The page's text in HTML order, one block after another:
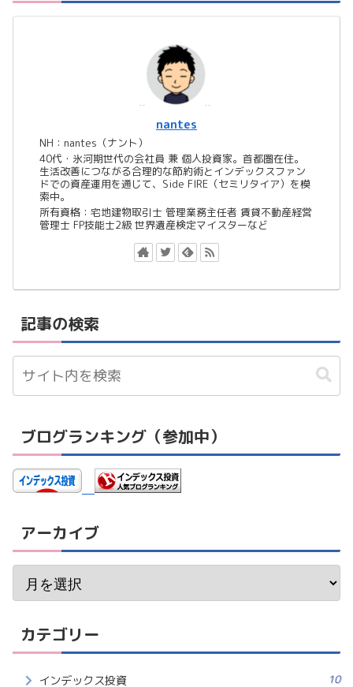
nantes
NH：nantes（ナント）
40代・氷河期世代の会社員 兼 個人投資家。首都圏在住。
生活改善につながる合理的な節約術とインデックスファン
ドでの資産運用を通じて、Side FIRE（セミリタイア）を模
索中。
所有資格：宅地建物取引士 管理業務主任者 賃貸不動産経営
管理士 FP技能士2級 世界遺産検定マイスターなど
記事の検索
ブログランキング（参加中）
アーカイブ
カテゴリー
インデックス投資 10